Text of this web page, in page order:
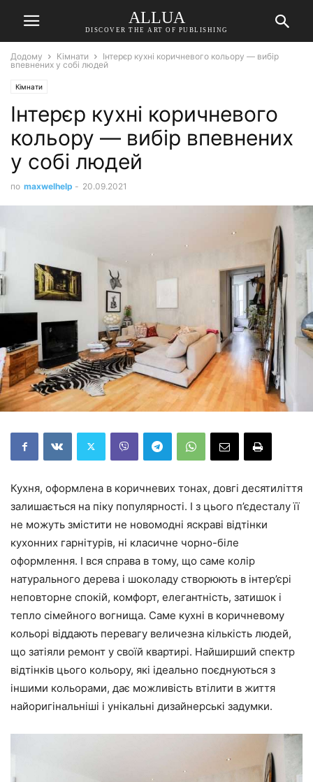
ALLUA
DISCOVER THE ART OF PUBLISHING
Додому Кімнати
Інтерєр кухні коричневого кольору — вибір
впевнених у собі людей
Кімнати
Інтерєр кухні коричневого
кольору — вибір впевнених
у собі людей
по maxwelhelp - 20.09.2021
Кухня, оформлена в коричневих тонах, довгі десятиліття
залишається на піку популярності. І з цього п’єдесталу її
не можуть змістити не новомодні яскраві відтінки
кухонних гарнітурів, ні класичне чорно-біле
оформлення. І вся справа в тому, що саме колір
натурального дерева і шоколаду створюють в інтер’єрі
неповторне спокій, комфорт, елегантність, затишок і
тепло сімейного вогнища. Саме кухні в коричневому
кольорі віддають перевагу величезна кількість людей,
що затіяли ремонт у своїй квартирі. Найширший спектр
відтінків цього кольору, які ідеально поєднуються з
іншими кольорами, дає можливість втілити в життя
найоригінальніші і унікальні дизайнерські задумки.